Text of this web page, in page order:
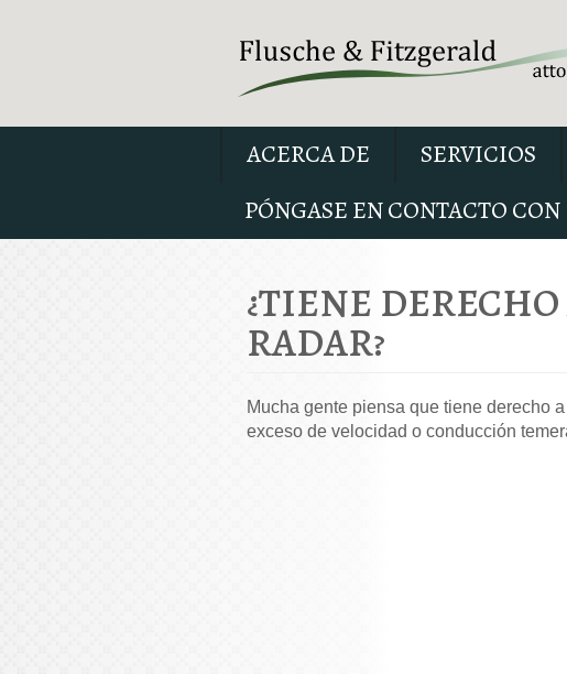
ACERCA DE SERVICIOS
PÓNGASE EN CONTACTO CON
¿TIENE
RADAR?
Mucha gente piensa que tiene derecho
exceso de velocidad o conducción